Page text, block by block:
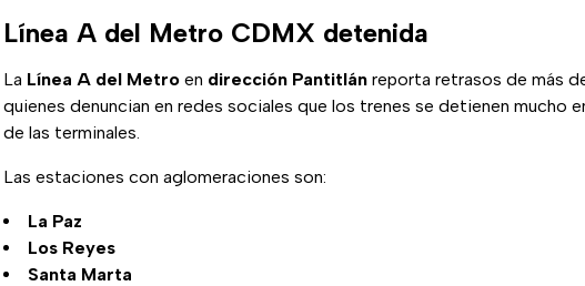
Línea A del Metro CDMX detenida
La Línea A del Metro en dirección Pantitlán reporta retrasos de más
quienes denuncian en redes sociales que los trenes se detienen mucho
de las terminales.
Las estaciones con aglomeraciones son:
La Paz
Los Reyes
Santa Marta